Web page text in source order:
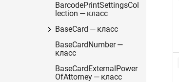
BarcodePrintSettingsCol
lection — класс
BaseCard — класс
BaseCardNumber —
класс
BaseCardExternalPower
OfAttorney — класс